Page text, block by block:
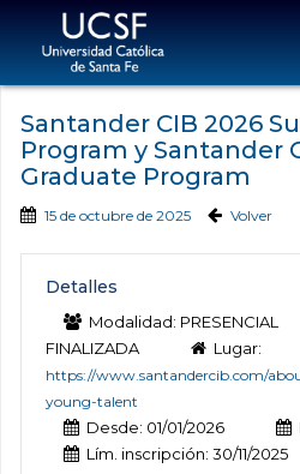
Santander CIB 2026
Program y Santander
Graduate Program
15 de octubre de 2025 Volver
Detalles
Modalidad: PRESENCIAL
FINALIZADA
Lugar:
https://www.santandercib.com/
young-talent
Desde: 01/01/2026
Lím. inscripción: 30/11/2025